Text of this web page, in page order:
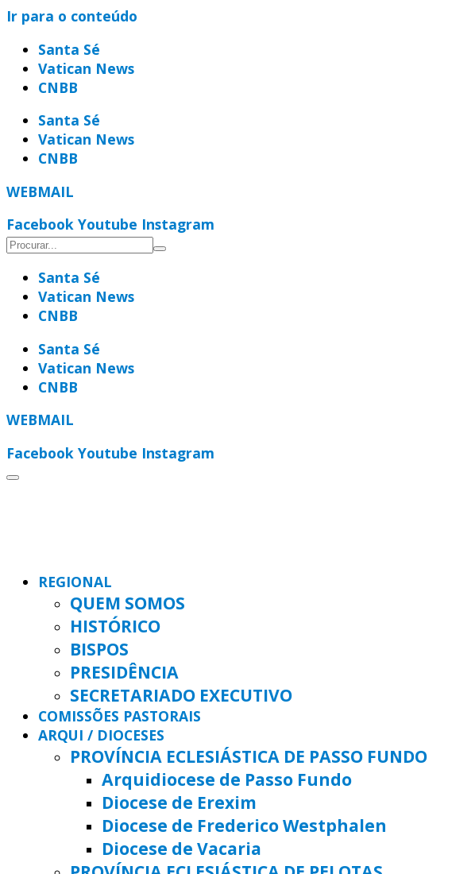
Ir para o conteúdo
Santa Sé
Vatican News
CNBB
Santa Sé
Vatican News
CNBB
WEBMAIL
Facebook Youtube Instagram
Santa Sé
Vatican News
CNBB
Santa Sé
Vatican News
CNBB
WEBMAIL
Facebook Youtube Instagram
REGIONAL
QUEM SOMOS
HISTÓRICO
BISPOS
PRESIDÊNCIA
SECRETARIADO EXECUTIVO
COMISSÕES PASTORAIS
ARQUI / DIOCESES
PROVÍNCIA ECLESIÁSTICA DE PASSO FUNDO
Arquidiocese de Passo Fundo
Diocese de Erexim
Diocese de Frederico Westphalen
Diocese de Vacaria